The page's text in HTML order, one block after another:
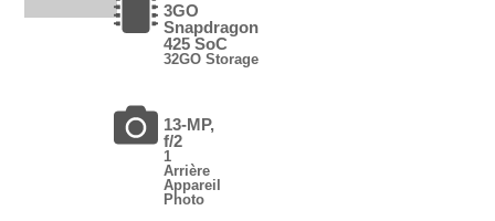
3GO
Snapdragon
425 SoC
32GO Storage
13-MP,
f/2
1
Arrière
Appareil
Photo